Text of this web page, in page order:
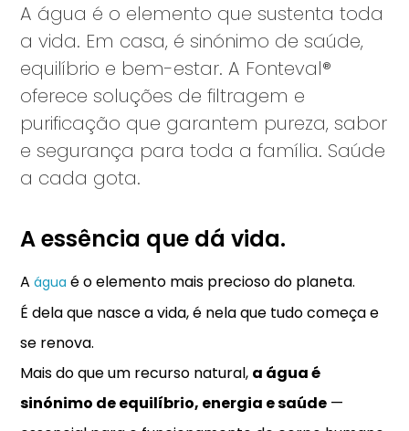
A água é o elemento que sustenta toda
a vida. Em casa, é sinónimo de saúde,
equilíbrio e bem-estar. A Fonteval®
oferece soluções de filtragem e
purificação que garantem pureza, sabor
e segurança para toda a família. Saúde
a cada gota.
A essência que dá vida.
Aágua é o elemento mais precioso do planeta.
É dela que nasce a vida, é nela que tudo começa e
se renova.
Mais do que um recurso natural, a água é
sinónimo de equilíbrio, energia e saúde —